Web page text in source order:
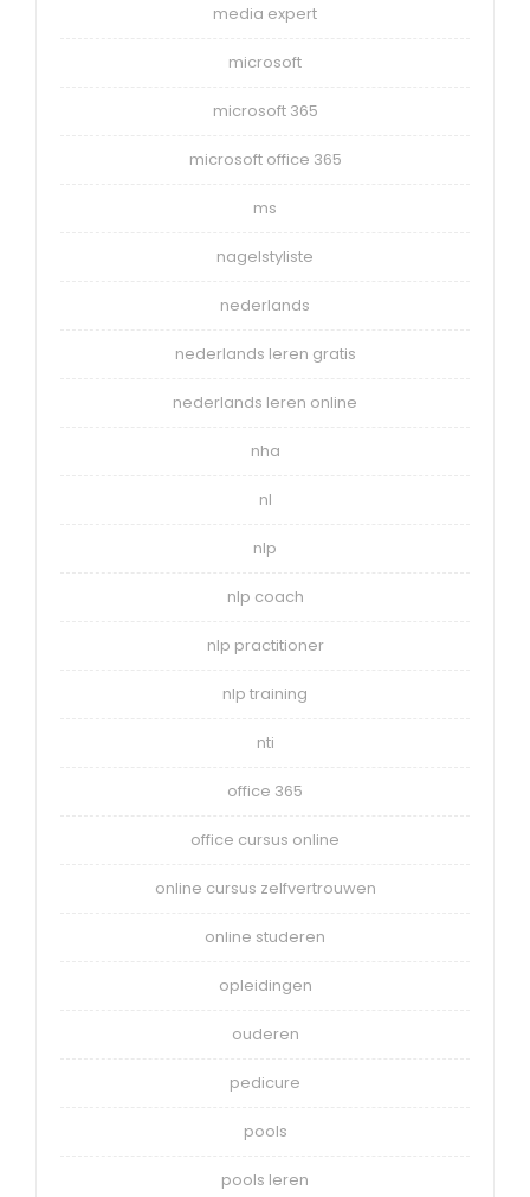
media expert
microsoft
microsoft 365
microsoft office 365
ms
nagelstyliste
nederlands
nederlands leren gratis
nederlands leren online
nha
nl
nlp
nlp coach
nlp practitioner
nlp training
nti
office 365
office cursus online
online cursus zelfvertrouwen
online studeren
opleidingen
ouderen
pedicure
pools
pools leren